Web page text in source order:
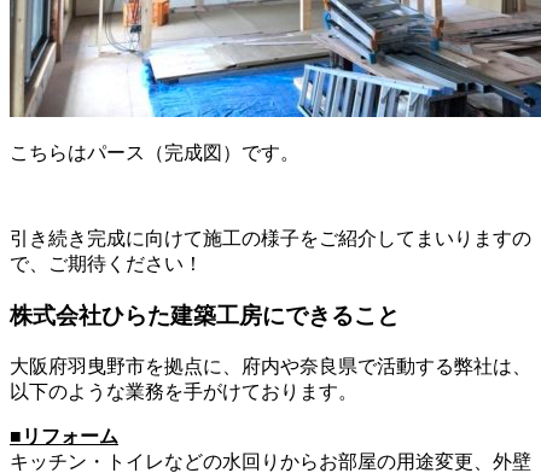
こちらはパース（完成図）です。
引き続き完成に向けて施工の様子をご紹介してまいりますの
で、ご期待ください！
株式会社ひらた建築工房にできること
大阪府羽曳野市を拠点に、府内や奈良県で活動する弊社は、
以下のような業務を手がけております。
■リフォーム
キッチン・トイレなどの水回りからお部屋の用途変更、外壁